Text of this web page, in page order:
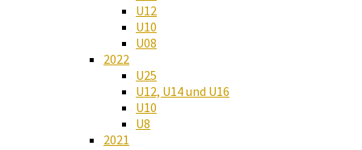
U12
U10
U08
2022
U25
U12, U14 und U16
U10
U8
2021